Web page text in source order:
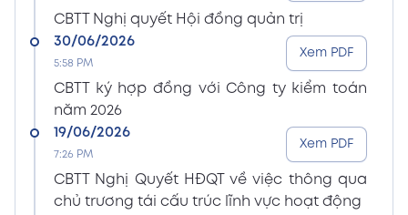
CBTT Nghị quyết Hội đồng quản trị
30/06/2026
5:58 PM
CBTT ký hợp đồng với Công ty kiểm toán
năm 2026
Xem PDF
19/06/2026
7:26 PM
CBTT Nghị Quyết HĐQT về việc thông qua
chủ trương tái cấu trúc lĩnh vực hoạt động
Xem PDF